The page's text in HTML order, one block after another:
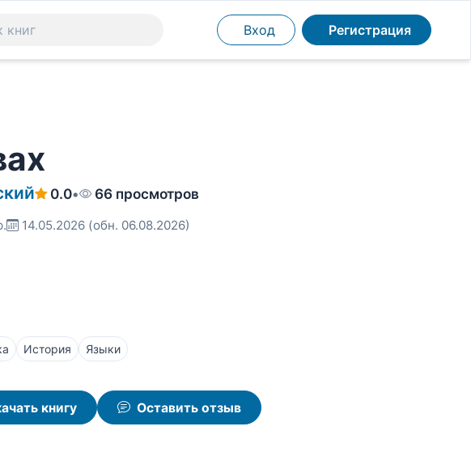
Вход Регистрация
0.0• 66 просмотров
14.05.2026 (обн. 06.08.2026)
История Языки
книгу Оставить отзыв